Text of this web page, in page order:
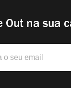
Out na sua